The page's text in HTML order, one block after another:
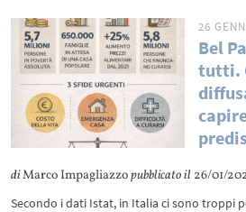
26
Bel
tutti.
diMarco Impagliazzopubblicato il 26/01/
Secondo i dati Istat, in Italia ci sono troppi